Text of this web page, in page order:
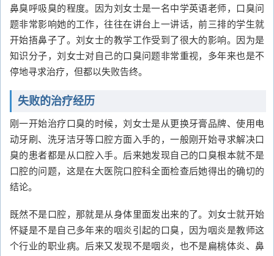
鼻臭呼吸臭的程度。因为刘女士是一名中学英语老师，口臭问
题非常影响她的工作，往往在讲台上一讲话，前三排的学生就
开始捂鼻子了。刘女士的教学工作受到了很大的影响。因为是
知识分子，刘女士对自己的口臭问题非常重视，多年来也是不
停地寻求治疗，但都以失败告终。
失败的治疗经历
刚一开始治疗口臭的时候，刘女士是从更换牙膏品牌、使用电
动牙刷、洗牙洁牙等口腔方面入手的，一般刚开始寻求解决口
臭的患者都是从口腔入手。后来她发现自己的口臭根本就不是
口腔的问题，这是在大医院口腔科全面检查后她得出的确切的
结论。
既然不是口腔，那就是从身体里面发出来的了。刘女士就开始
怀疑是不是自己多年来的咽炎引起的口臭，因为咽炎是教师这
个行业的职业病。后来又发现不是咽炎，也不是扁桃体炎、鼻